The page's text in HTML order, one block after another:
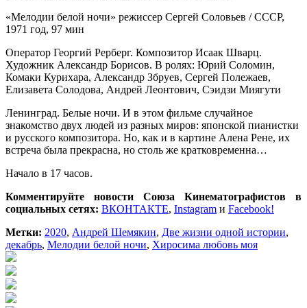
«Мелодии белой ночи» режиссер Сергей Соловьев / СССР,
1971 год, 97 мин
Оператор Георгий Рерберг. Композитор Исаак Шварц.
Художник Александр Борисов. В ролях: Юрий Соломин,
Комаки Курихара, Александр Збруев, Сергей Полежаев,
Елизавета Солодова, Андрей Леонтович, Сэидзи Миягути
Ленинград. Белые ночи. И в этом фильме случайное
знакомство двух людей из разных миров: японской пианистки
и русского композитора. Но, как и в картине Алена Рене, их
встреча была прекрасна, но столь же кратковременна…
Начало в 17 часов.
Комментируйте новости Союза Кинематографистов в
социальных сетях: ВКОНТАКТЕ, Instagram и Facebook!
Метки: 2020, Андрей Шемякин, Две жизни одной истории,
декабрь, Мелодии белой ночи, Хиросима любовь моя